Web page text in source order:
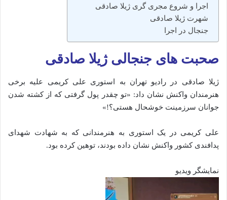
اجرا و شروع مجری گری ژیلا صادقی
شهرت ژیلا صادقی
جنجال در اجرا
صحبت های جنجالی ژیلا صادقی
ژیلا صادقی در رادیو تهران به استوری علی کریمی علیه برخی
هنرمندان واکنش نشان داد: «تو چقدر پول گرفتی که از کشته شدن‌
جوانان سرزمینت خوشحال هستی؟!»
علی کریمی در یک استوری به هنرمندانی که به شهادت شهدای
پدافندی کشور واکنش نشان داده بودند، توهین کرده بود.
نمایشگر ویدیو